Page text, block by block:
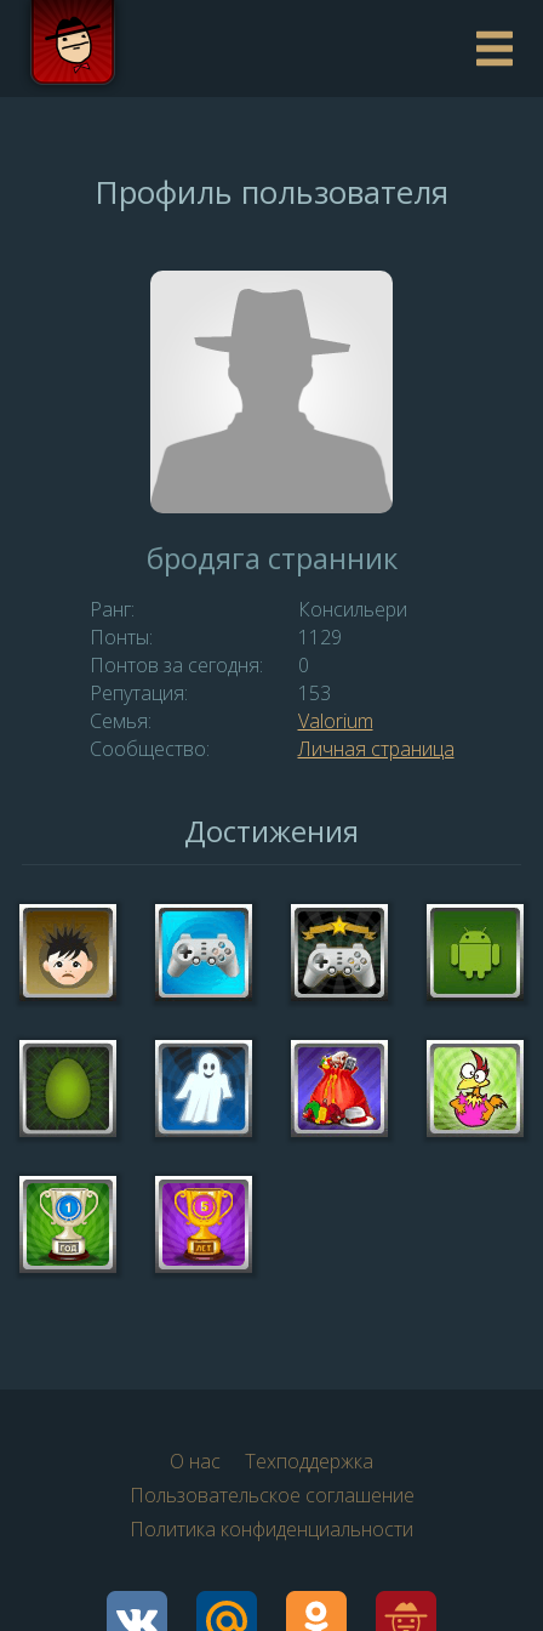
Профиль пользователя
бродяга странник
Ранг:
Консильери
Понты:
1129
Понтов за сегодня:
0
Репутация:
153
Семья:
Valorium
Сообщество:
Личная страница
Достижения
О нас
Техподдержка
Пользовательское соглашение
Политика конфиденциальности